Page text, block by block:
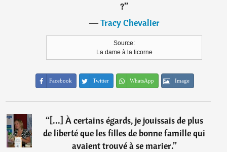
?”
―Tracy Chevalier
Source:
La dame à la licorne
Facebook Twitter WhatsApp Image
“[...] À certains égards, je jouissais de plus
de liberté que les filles de bonne famille qui
avaient trouvé à se marier.”